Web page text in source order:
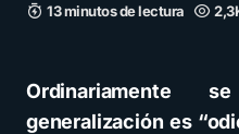
13 minutos de lectura
generalización es